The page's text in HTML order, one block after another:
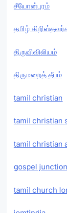
சீயோன்புரம்
தமிழ்
திருவிவிலியம்
திருமறைத் தீபம்
tamil christian
tamil christian
tamil christian
gospel junction
tamil church